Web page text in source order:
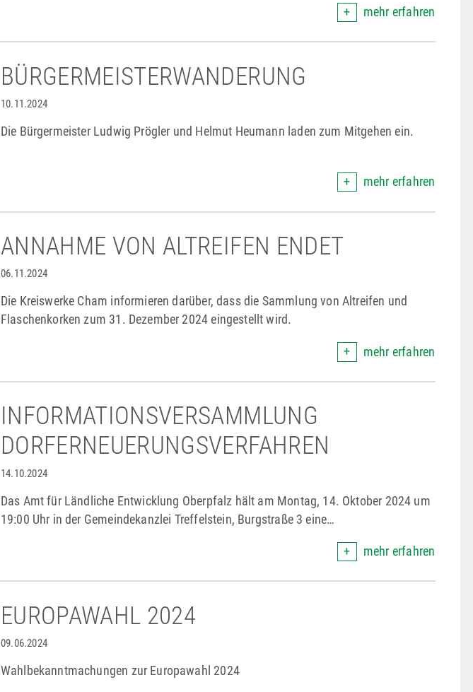
mehr erfahren
BÜRGERMEISTERWANDERUNG
10.11.2024
Die Bürgermeister Ludwig Prögler und Helmut Heumann laden zum Mitgehen ein.
mehr erfahren
ANNAHME VON ALTREIFEN ENDET
06.11.2024
Die Kreiswerke Cham informieren darüber, dass die Sammlung von Altreifen und
Flaschenkorken zum 31. Dezember 2024 eingestellt wird.
mehr erfahren
INFORMATIONSVERSAMMLUNG
DORFERNEUERUNGSVERFAHREN
14.10.2024
Das Amt für Ländliche Entwicklung Oberpfalz hält am Montag, 14. Oktober 2024 um
19:00 Uhr in der Gemeindekanzlei Treffelstein, Burgstraße 3 eine
mehr erfahren
EUROPAWAHL 2024
09.06.2024
Wahlbekanntmachungen zur Europawahl 2024